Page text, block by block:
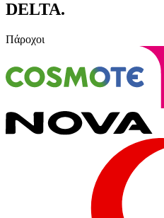
DELTA.
Πάροχοι